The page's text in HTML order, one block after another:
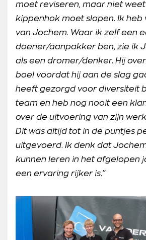
moet reviseren, maar niet
kippenhok moet slopen. Ik heb
van Jochem. Waar ik zelf een
doener/aanpakker ben, zie ik
als een dromer/denker. Hij
boel voordat hij aan de slag
heeft gezorgd voor diversiteit
team en heb nog nooit een
over de uitvoering van zijn
Dit was altijd tot in de puntjes
uitgevoerd. Ik denk dat
kunnen leren in het afgelopen
een ervaring rijker is.''